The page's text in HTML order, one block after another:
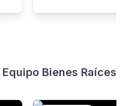
Equipo Bienes Raíces